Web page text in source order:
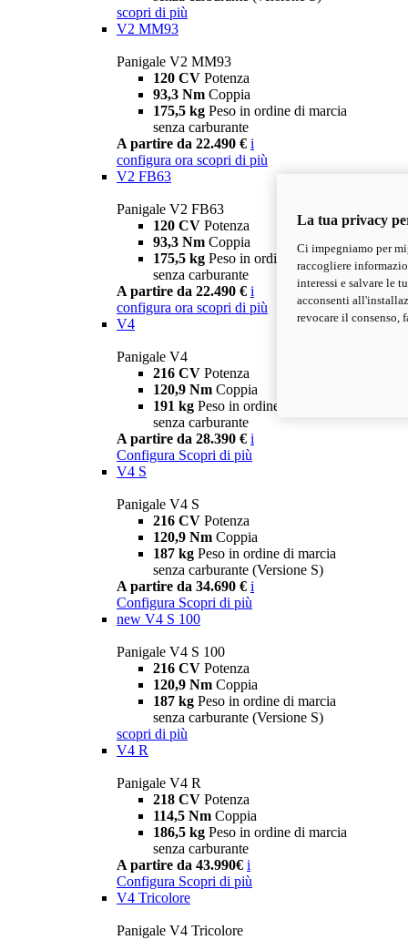
scopri di più
V2 MM93
Panigale V2 MM93
120 CV Potenza
93,3 Nm Coppia
175,5 kg Peso in ordine di marcia
senza carburante
A partire da 22.490 € i
configura ora scopri di più
V2 FB63
Panigale V2 FB63
120 CV Potenza
93,3 Nm Coppia
175,5 kg Peso in ordine di marcia
senza carburante
A partire da 22.490 € i
configura ora scopri di più
V4
Panigale V4
216 CV Potenza
120,9 Nm Coppia
191 kg Peso in ordine di marcia
senza carburante
A partire da 28.390 € i
Configura Scopri di più
V4 S
Panigale V4 S
216 CV Potenza
120,9 Nm Coppia
187 kg Peso in ordine di marcia
senza carburante (Versione S)
A partire da 34.690 € i
Configura Scopri di più
new V4 S 100
Panigale V4 S 100
216 CV Potenza
120,9 Nm Coppia
187 kg Peso in ordine di marcia
senza carburante (Versione S)
scopri di più
V4 R
Panigale V4 R
218 CV Potenza
114,5 Nm Coppia
186,5 kg Peso in ordine di marcia
senza carburante
A partire da 43.990€ i
Configura Scopri di più
V4 Tricolore
Panigale V4 Tricolore
La tua privacy
Ci impegniamo per
raccogliere
interessi e salvare le
acconsenti
revocare il consenso,